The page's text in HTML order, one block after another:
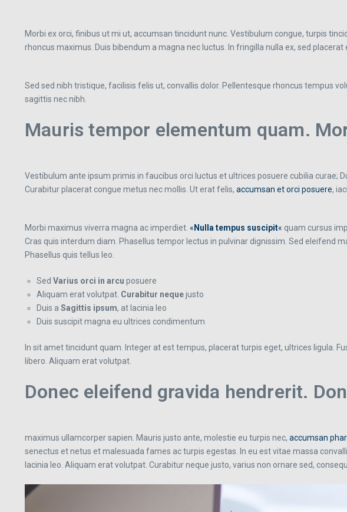
Morbi ex orci, finibus ut mi ut, accumsan tincidunt nunc. Vestibulum congue, turpis
rhoncus maximus. Duis bibendum a magna nec luctus. In fringilla nulla ex, sed placerat
Sed sed nibh tristique, facilisis felis ut, convallis dolor. Pellentesque rhoncus tempus
sagittis nec nibh.
Mauris tempor elementum quam.
Vestibulum ante ipsum primis in faucibus orci luctus et ultrices posuere cubilia curae;
Curabitur placerat congue metus nec mollis. Ut erat felis, accumsan et orci posuere,
Morbi maximus viverra magna ac imperdiet. « Nulla tempus suscipit« quam cursus
Cras quis interdum diam. Phasellus tempor lectus in pulvinar dignissim. Sed eleifend
Phasellus quis tellus leo.
Sed Varius orci in arcu posuere
Aliquam erat volutpat. Curabitur nequejusto
Duis a Sagittis ipsum, at lacinia leo
Duis suscipit magna eu ultrices condimentum
In sit amet tincidunt quam. Integer at est tempus, placerat turpis eget, ultrices ligula.
libero. Aliquam erat volutpat.
Donec eleifend gravida hendrerit.
maximus ullamcorper sapien. Mauris justo ante, molestie eu turpis nec, accumsan
senectus et netus et malesuada fames ac turpis egestas. In eu est vitae massa
lacinia leo. Aliquam erat volutpat. Curabitur neque justo, varius non ornare sed,